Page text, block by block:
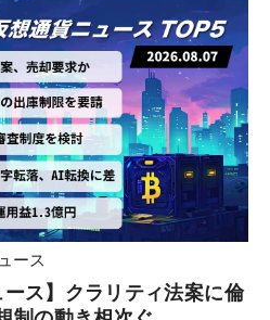
ース
ース】クラリティ法案に倫